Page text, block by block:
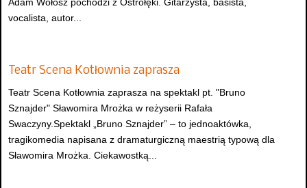
vocalista, autor...
Teatr Scena Kotłownia zaprasza
Teatr Scena Kotłownia zaprasza na spektakl pt. "Bruno
Sznajder" Sławomira Mrożka w reżyserii Rafała
Swaczyny.Spektakl „Bruno Sznajder” – to jednoaktówka,
tragikomedia napisana z dramaturgiczną maestrią typową dla
Sławomira Mrożka. Ciekawostką...